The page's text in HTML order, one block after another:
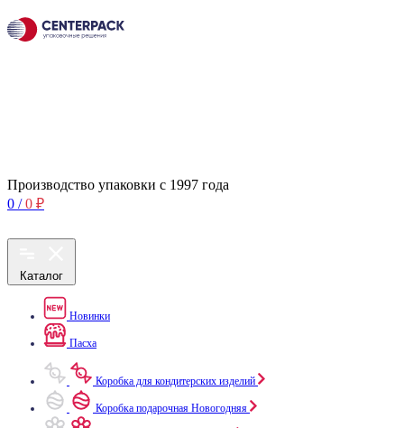
Производство упаковки с 1997 года
0 / 0 ₽
Каталог
Новинки
Пасха
Коробка для кондитерских изделий
Коробка подарочная Новогодняя